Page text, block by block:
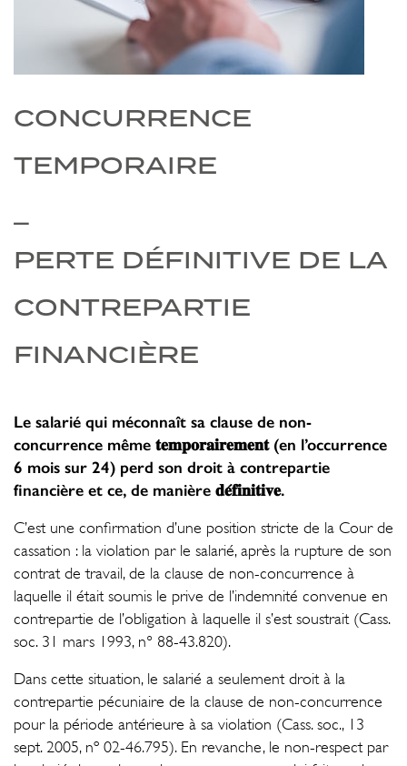
CONCURRENCE
TEMPORAIRE
_
PERTE DÉFINITIVE DE LA
CONTREPARTIE
FINANCIÈRE
Le salarié qui méconnaît sa clause de non-
concurrence même 𝐭𝐞𝐦𝐩𝐨𝐫𝐚𝐢𝐫𝐞𝐦𝐞𝐧𝐭 (en l’occurrence
6 mois sur 24) perd son droit à contrepartie
financière et ce, de manière 𝐝𝐞́𝐟𝐢𝐧𝐢𝐭𝐢𝐯𝐞.
C’est une confirmation d’une position stricte de la Cour de
cassation : la violation par le salarié, après la rupture de son
contrat de travail, de la clause de non-concurrence à
laquelle il était soumis le prive de l’indemnité convenue en
contrepartie de l’obligation à laquelle il s’est soustrait (Cass.
soc. 31 mars 1993, n° 88-43.820).
Dans cette situation, le salarié a seulement droit à la
contrepartie pécuniaire de la clause de non-concurrence
pour la période antérieure à sa violation (Cass. soc., 13
sept. 2005, nº 02-46.795). En revanche, le non-respect par